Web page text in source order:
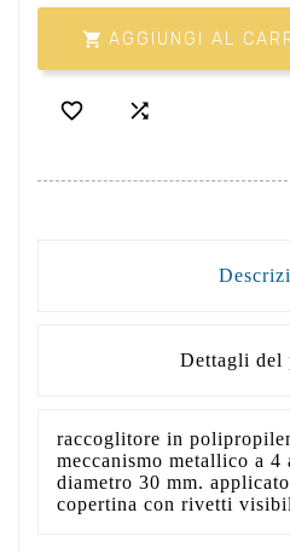
 AGGIUNGI AL
 
Dettagli del
raccoglitore in
meccanismo metallico a
diametro 30 mm.
copertina con rivetti